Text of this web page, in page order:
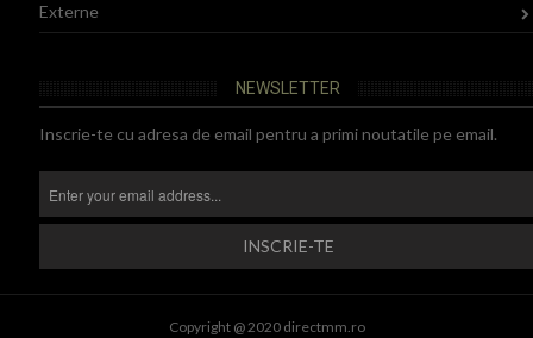
Externe
NEWSLETTER
Inscrie-te cu adresa de email pentru a primi noutatile pe email.
Copyright @ 2020 directmm.ro